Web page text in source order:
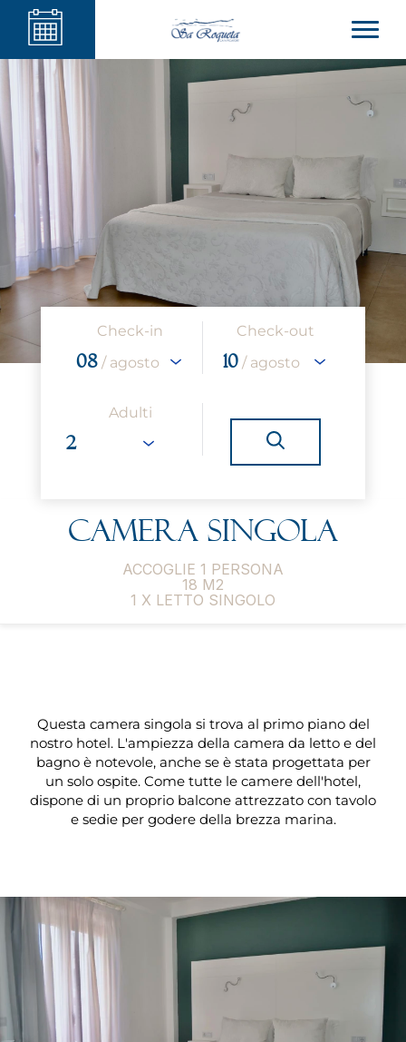
Check-in
08 / agosto
Check-out
10 / agosto
Adulti
Camera singola
ACCOGLIE 1 PERSONA
18 M2
1 X LETTO SINGOLO
Questa camera singola si trova al primo piano del
nostro hotel. L'ampiezza della camera da letto e del
bagno è notevole, anche se è stata progettata per
un solo ospite. Come tutte le camere dell'hotel,
dispone di un proprio balcone attrezzato con tavolo
e sedie per godere della brezza marina.